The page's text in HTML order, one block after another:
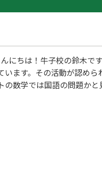
んにちは！牛子校の鈴木で
います。その活動が認め
の数学では国語の問題か